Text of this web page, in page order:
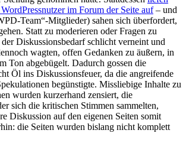
im Forum der Seite auf– und
Team“-Mitglieder) sahen sich überfordert,
Statt zu moderieren oder Fragen zu
Diskussionsbedarf schlicht verneint und
wagten, offen Gedanken zu äußern, in
Ton abgebügelt. Dadurch gossen die
Öl ins Diskussionsfeuer, da die angreifende
begünstigte. Missliebige Inhalte zu
wurden kurzerhand zensiert, die
sich die kritischen Stimmen sammelten,
Diskussion auf den eigenen Seiten somit
die Seiten wurden bislang nicht komplett